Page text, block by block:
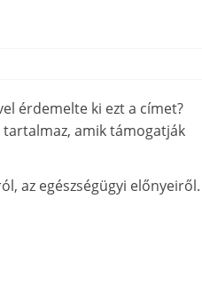
érdemelte ki ezt a címet?
amik támogatják
az egészségügyi előnyeiről.